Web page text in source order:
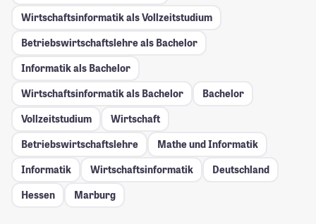
Wirtschaftsinformatik als Vollzeitstudium
Betriebswirtschaftslehre als Bachelor
Informatik als Bachelor
Wirtschaftsinformatik als Bachelor
Bachelor
Vollzeitstudium
Wirtschaft
Betriebswirtschaftslehre
Mathe und Informatik
Informatik
Wirtschaftsinformatik
Deutschland
Hessen
Marburg